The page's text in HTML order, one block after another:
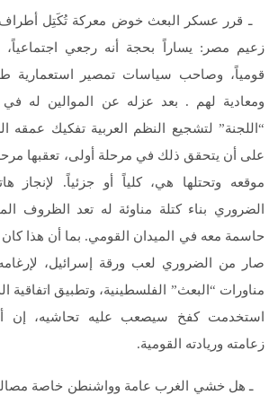
ـ قرر عسكر البعث خوض معركة تُكَتِل أطراف
زعيم مصر: يساراً بحجة أنه رجعي اجتماعياً،
قومياً، وصاحب سياسات تمصير استعمارية
ومعادية لهم . بعد عزله عن الموالين له
“اللجنة” لتشجيع النظم العربية تفكيك عمقه
على أن يتحقق ذلك في مرحلة أولى، تعقبها
موقعه وتحتلها هي، كلياً أو جزئياً. لإنجاز
الضروري بناء كتلة مناوئة له تعد الظروف
حاسمة معه في الميدان القومي. بما أن هذا
صار من الضروري لعب ورقة إسرائيل،
مناورات “البعث” الفلسطينية، وتطبيق اتفاقية
استخدمت كفخ سيصعب عليه تحاشيه، إن
زعامته وريادته القومية.
ـ هل خشي الغرب عامة وواشنطن خاصة